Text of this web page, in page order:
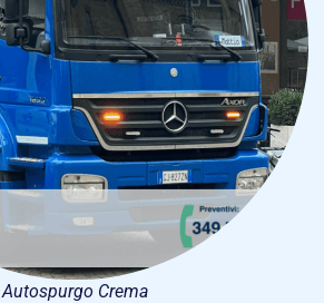
Autospurgo Crema